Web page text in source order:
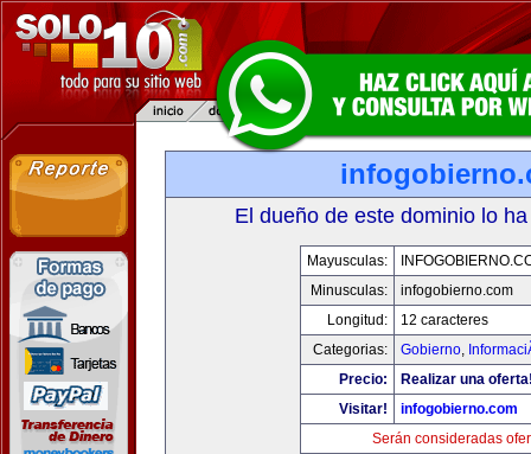
El dueño de este dominio lo
Mayusculas:
Minusculas:
infogobierno.com
Longitud:
12 caracteres
Categorias:
Gobierno,
Precio:
Realizar una
Visitar!
infogobierno.com
Serán consideradas